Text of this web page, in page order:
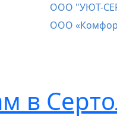
ООО "УЮТ-
ООО
в